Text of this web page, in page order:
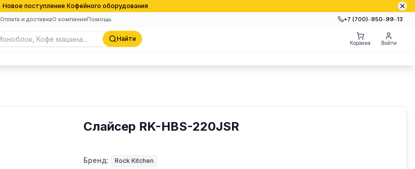
Новое поступление Кофейного оборудования
Оплата и доставкаО компанииПомощь +7 (700)‒950‒99‒13
Найти
Корзина Войти
Слайсер RK-HBS-220JSR
Бренд: Rock Kitchen